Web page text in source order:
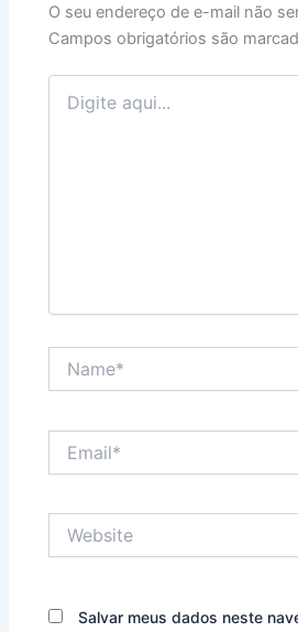
O seu endereço de e-mail não
Campos obrigatórios são
Digite
aqui...
Salvar meus dados neste